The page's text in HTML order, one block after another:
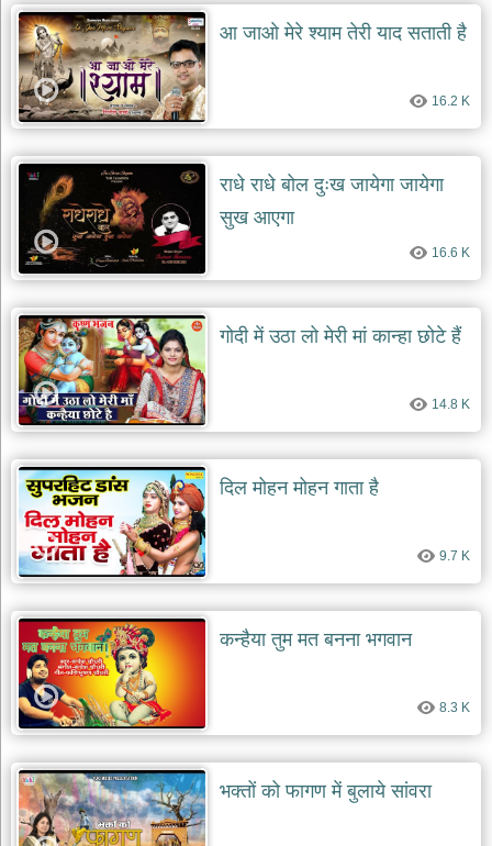
आ जाओ मेरे श्याम तेरी याद सताती है
16.2 K
राधे राधे बोल दुःख जायेगा जायेगा
सुख आएगा
16.6 K
गोदी में उठा लो मेरी मां कान्हा छोटे हैं
14.8 K
दिल मोहन मोहन गाता है
9.7 K
कन्हैया तुम मत बनना भगवान
8.3 K
भक्तों को फागण में बुलाये सांवरा